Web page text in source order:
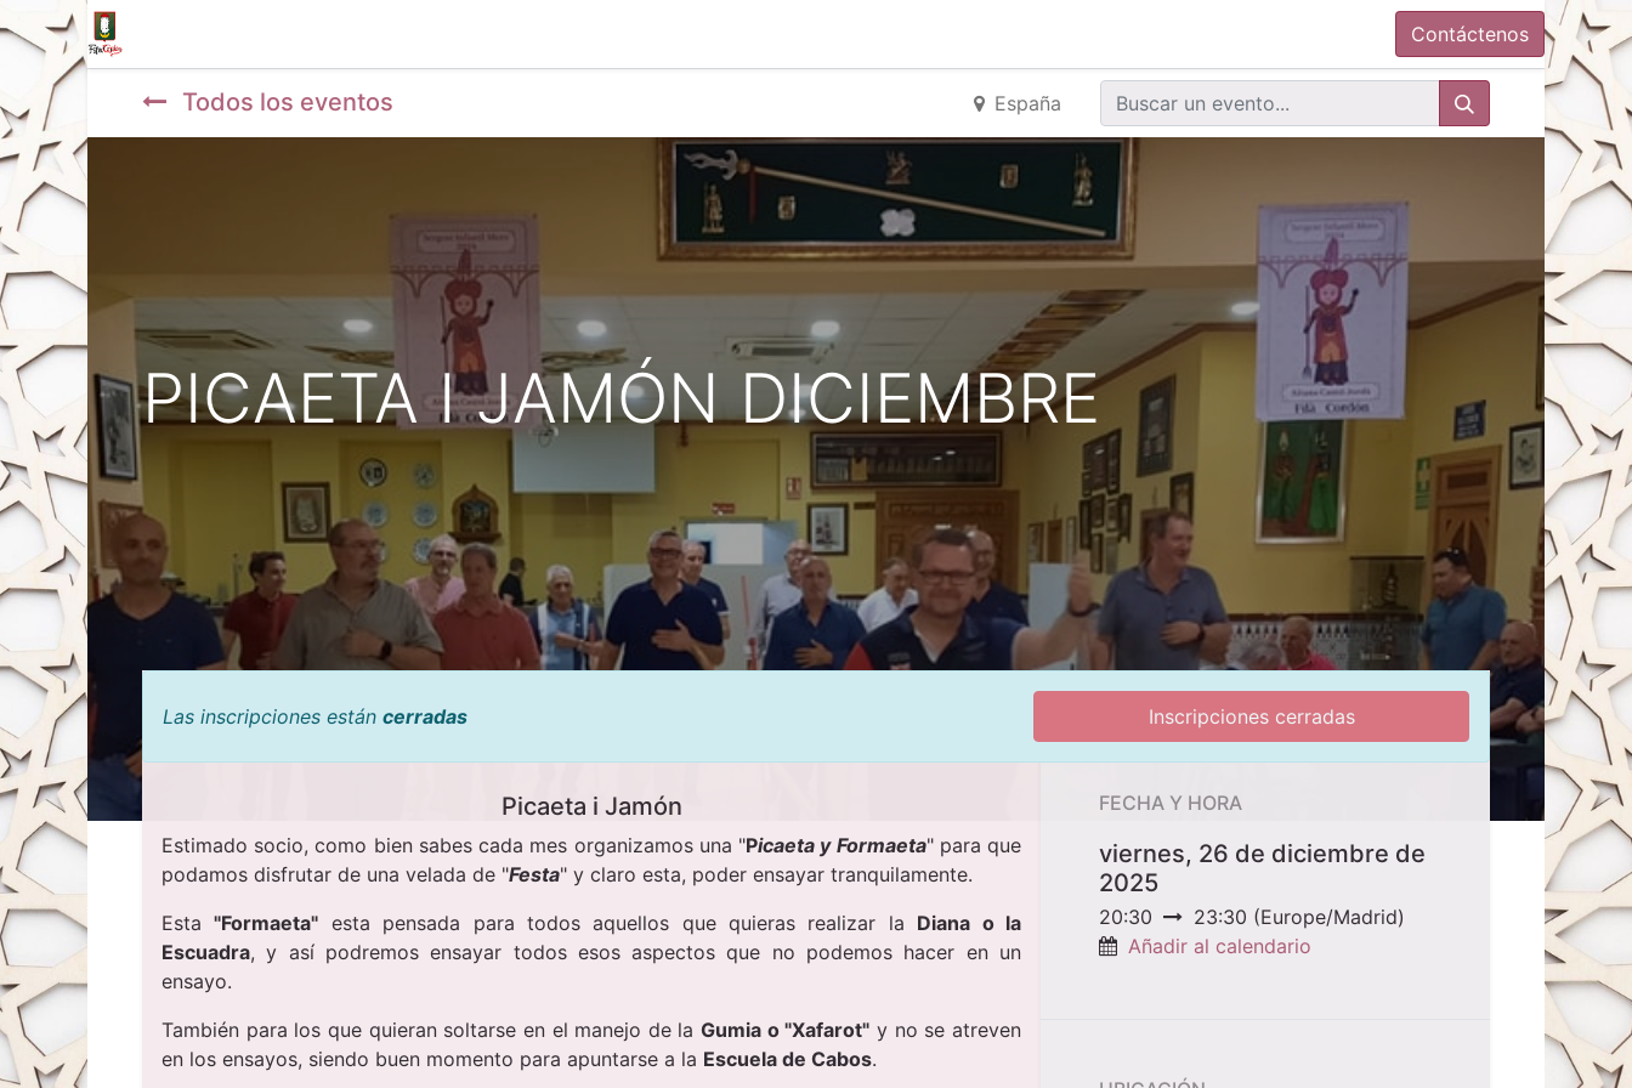
Contáctenos
Todos los eventos España
PICAETA I JAMÓN DICIEMBRE
Las inscripciones están cerradas Inscripciones cerradas
Picaeta i Jamón
Estimado socio, como bien sabes cada mes organizamos una "Picaeta y Formaeta" para que
podamos disfrutar de una velada de "Festa" y claro esta, poder ensayar tranquilamente.
Esta"Formaeta" esta pensada para todos aquellos que quieras realizar la Diana o la
Escuadra, y así podremos ensayar todos esos aspectos que no podemos hacer en un
ensayo.
También para los que quieran soltarse en el manejo de laGumia o "Xafarot" y no se atreven
en los ensayos, siendo buen momento para apuntarse a la Escuela de Cabos.
FECHA Y HORA
viernes, 26 de diciembre de
2025
20:30 23:30 (Europe/Madrid)
Añadir al calendario